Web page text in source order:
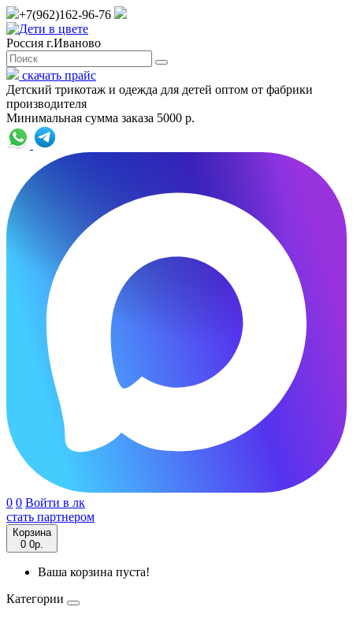
+7(962)162-96-76
Россия г.Иваново
скачать прайс
Детский трикотаж и одежда для детей оптом от фабрики
производителя
Минимальная сумма заказа 5000 р.
0 0 Войти в лк
стать партнером
Корзина
0 0р.
Ваша корзина пуста!
Категории